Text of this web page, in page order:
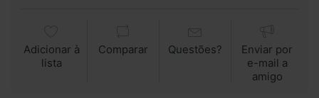
Adicionar à
lista
Comparar Questões?
Enviar por
e-mail a
amigo